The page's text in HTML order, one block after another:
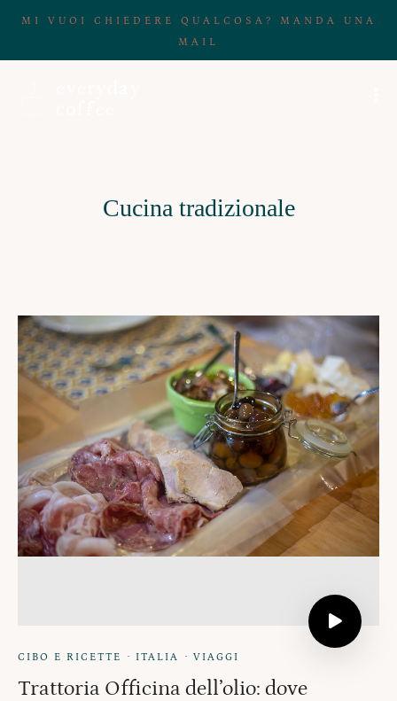
MI VUOI CHIEDERE QUALCOSA? MANDA UNA
MAIL
Cucina tradizionale
CIBO E RICETTE · ITALIA · VIAGGI
Trattoria Officina dell’olio: dove